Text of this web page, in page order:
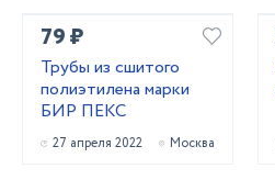
79 ₽
Трубы из сшитого
полиэтилена марки
БИР ПЕКС
27 апреля 2022 Москва